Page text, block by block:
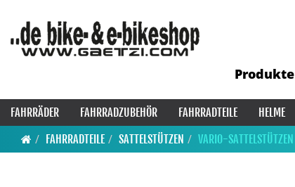
Produkte
FAHRRÄDER FAHRRADZUBEHÖR FAHRRADTEILE HELME
FAHRRADTEILE
SATTELSTÜTZEN VARIO-SATTELSTÜTZEN